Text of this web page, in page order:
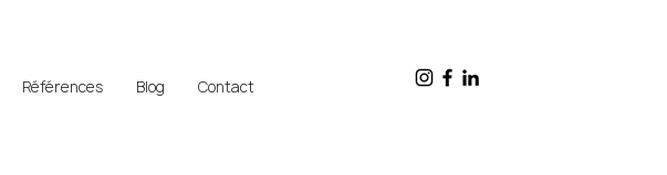
Références Blog Contact